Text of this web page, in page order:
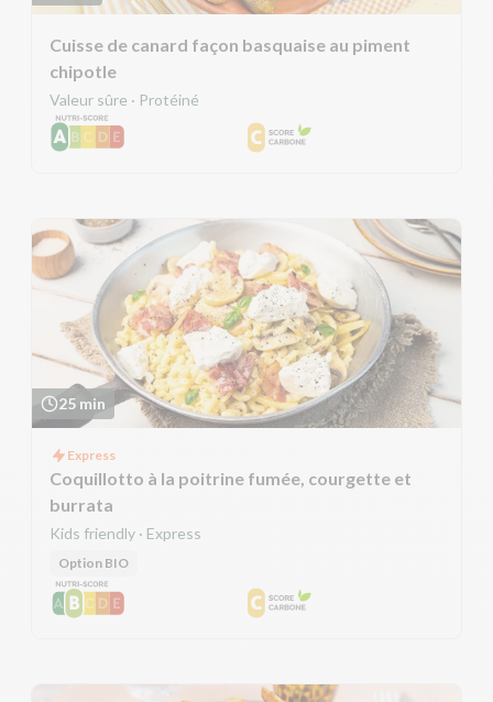
Cuisse de canard façon basquaise au piment
chipotle
Valeur sûre · Protéiné
25 min
Express
Coquillotto à la poitrine fumée, courgette et
burrata
Kids friendly · Express
Option BIO